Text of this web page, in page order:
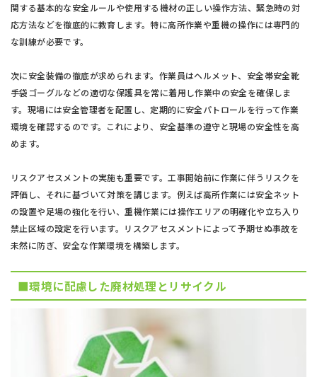
関する基本的な安全ルールや使用する機材の正しい操作方法、緊急時の対
応方法などを徹底的に教育します。特に高所作業や重機の操作には専門的
な訓練が必要です。
次に安全装備の徹底が求められます。作業員はヘルメット、安全帯安全靴
手袋ゴーグルなどの適切な保護具を常に着用し作業中の安全を確保しま
す。現場には安全管理者を配置し、定期的に安全パトロールを行って作業
環境を確認するのです。これにより、安全基準の遵守と現場の安全性を高
めます。
リスクアセスメントの実施も重要です。工事開始前に作業に伴うリスクを
評価し、それに基づいて対策を講じます。例えば高所作業には安全ネット
の設置や足場の強化を行い、重機作業には操作エリアの明確化や立ち入り
禁止区域の設定を行います。リスクアセスメントによって予期せぬ事故を
未然に防ぎ、安全な作業環境を構築します。
■環境に配慮した廃材処理とリサイクル